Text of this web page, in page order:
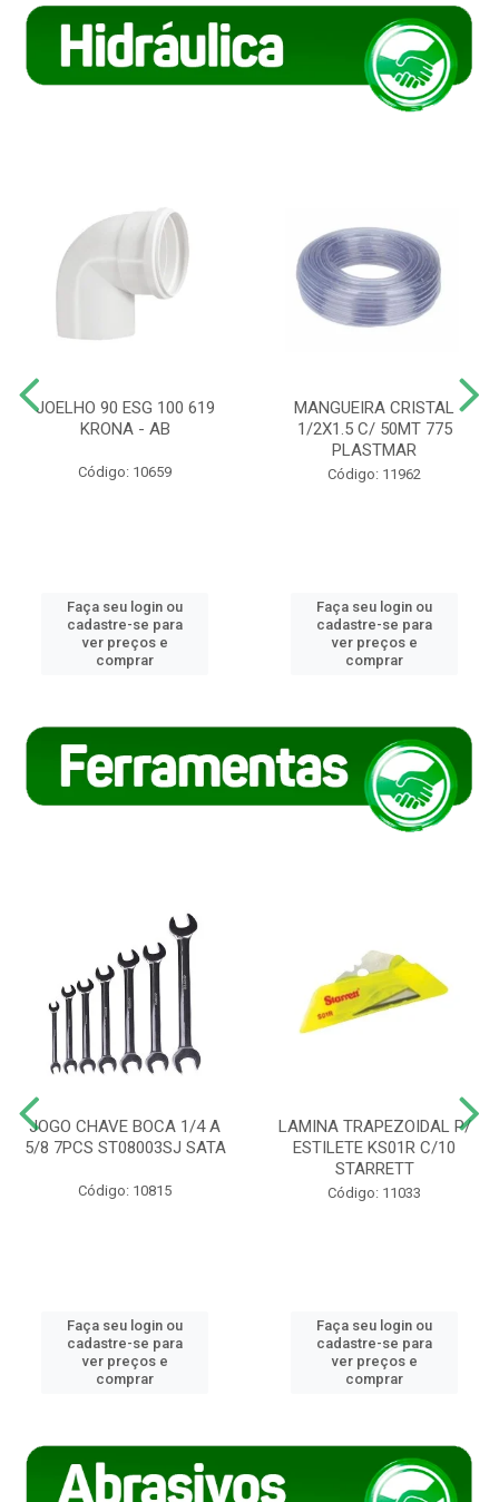
JOELHO 90 ESG 100 619
KRONA - AB
Código: 10659
Faça seu login ou
cadastre-se para
ver preços e
comprar
MANGUEIRA CRISTAL
1/2X1.5 C/ 50MT 775
PLASTMAR
Código: 11962
Faça seu login ou
cadastre-se para
ver preços e
comprar
JOGO CHAVE BOCA 1/4 A
5/8 7PCS ST08003SJ SATA
Código: 10815
Faça seu login ou
cadastre-se para
ver preços e
comprar
LAMINA TRAPEZOIDAL P/
ESTILETE KS01R C/10
STARRETT
Código: 11033
Faça seu login ou
cadastre-se para
ver preços e
comprar